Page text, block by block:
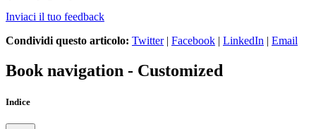
Inviaci il tuo feedback
Condividi questo articolo: Twitter| Facebook LinkedIn Email
Book navigation - Customized
Indice